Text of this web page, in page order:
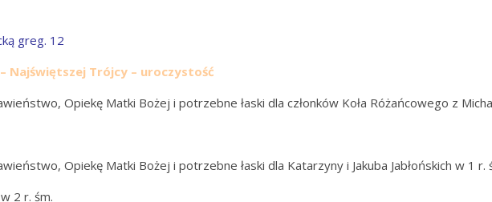
greg. 12
Najświętszej Trójcy – uroczystość
Opiekę Matki Bożej i potrzebne łaski dla członków Koła Różańcowego z
Opiekę Matki Bożej i potrzebne łaski dla Katarzyny i Jakuba Jabłońskich w 1 r.
2 r. śm.